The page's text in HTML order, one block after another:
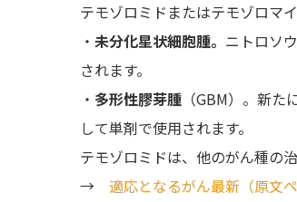
テモゾロミドまたはテモゾロマ
・ 未分化星状細胞腫。 ニトロソ
されます。
・ 多形性膠芽腫 （GBM）。新
して単剤で使用されます。
テモゾロミドは、他のがん種の
→ 適応となるがん最新（原文ペ